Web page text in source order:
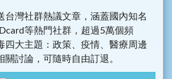
台灣社群熱議文章，涵蓋國內知名
Dcard等熱門社群，超過5萬個頻
四大主題：政策、疫情、醫療周邊
關討論，可隨時自由訂退。
@opview_2019nCoV_news